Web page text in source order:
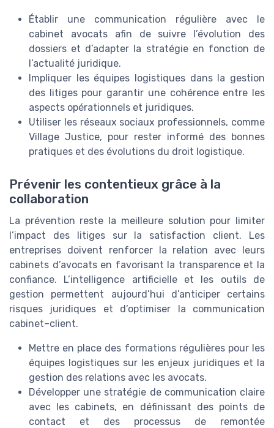
Établir une communication régulière avec le
cabinet avocats afin de suivre l’évolution des
dossiers et d’adapter la stratégie en fonction de
l’actualité juridique.
Impliquer les équipes logistiques dans la gestion
des litiges pour garantir une cohérence entre les
aspects opérationnels et juridiques.
Utiliser les réseaux sociaux professionnels, comme
Village Justice, pour rester informé des bonnes
pratiques et des évolutions du droit logistique.
Prévenir les contentieux grâce à la
collaboration
La prévention reste la meilleure solution pour limiter
l’impact des litiges sur la satisfaction client. Les
entreprises doivent renforcer la relation avec leurs
cabinets d’avocats en favorisant la transparence et la
confiance. L’intelligence artificielle et les outils de
gestion permettent aujourd’hui d’anticiper certains
risques juridiques et d’optimiser la communication
cabinet–client.
Mettre en place des formations régulières pour les
équipes logistiques sur les enjeux juridiques et la
gestion des relations avec les avocats.
Développer une stratégie de communication claire
avec les cabinets, en définissant des points de
contact et des processus de remontée